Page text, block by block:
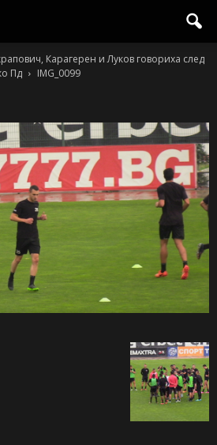
Карагерен и Луков говориха след
Пд
IMG_0099